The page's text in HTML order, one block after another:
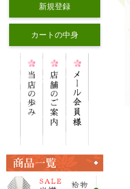
新規登録
カートの中身